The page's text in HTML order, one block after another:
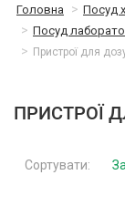
Головна
Посуд
Посуд
Пристрої для
ПРИСТРОЇ
Сортувати: